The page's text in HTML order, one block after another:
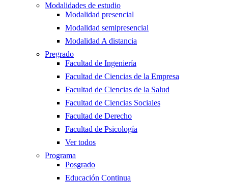
Modalidades de estudio
Modalidad presencial
Modalidad semipresencial
Modalidad A distancia
Pregrado
Facultad de Ingeniería
Facultad de Ciencias de la Empresa
Facultad de Ciencias de la Salud
Facultad de Ciencias Sociales
Facultad de Derecho
Facultad de Psicología
Ver todos
Programa
Posgrado
Educación Continua